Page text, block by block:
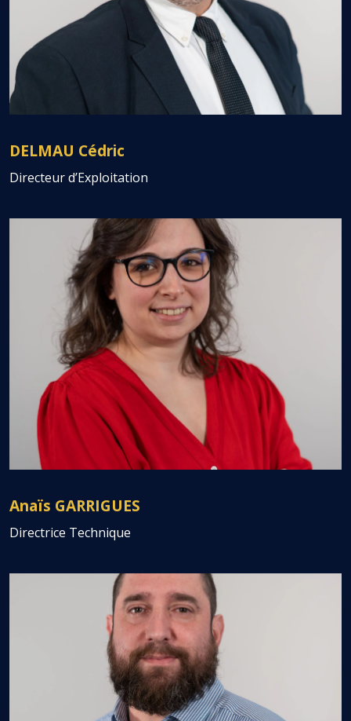
DELMAU Cédric
Directeur d’Exploitation
Anaïs GARRIGUES
Directrice Technique